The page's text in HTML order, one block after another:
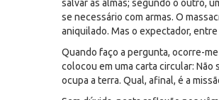
salvar as almas; segundo o outro,
se necessário com armas. O
aniquilado. Mas o expectador,
Quando faço a pergunta, ocorre-
colocou em uma carta circular:
ocupa a terra. Qual, afinal, é a